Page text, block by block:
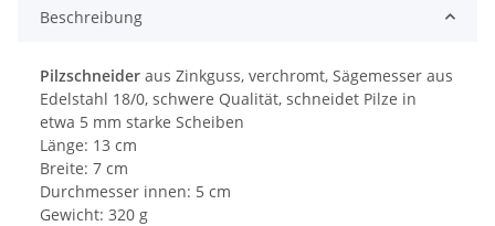
Beschreibung
Pilzschneider aus Zinkguss, verchromt, Sägemesser aus
Edelstahl 18/0, schwere Qualität, schneidet Pilze in
etwa 5 mm starke Scheiben
Länge: 13 cm
Breite: 7 cm
Durchmesser innen: 5 cm
Gewicht: 320 g